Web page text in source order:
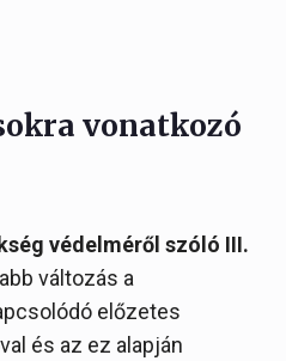
vonatkozó
védelméről szóló III.
változás a
előzetes
és az ez alapján